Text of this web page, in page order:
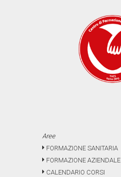
Aree
FORMAZIONE SANITARIA
FORMAZIONE AZIENDALE
CALENDARIO CORSI